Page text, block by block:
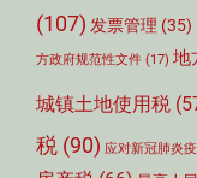
(107) 发票管理 (35)
方政府规范性文件 (17) 地
城镇土地使用税
税 (90) 应对新冠肺炎